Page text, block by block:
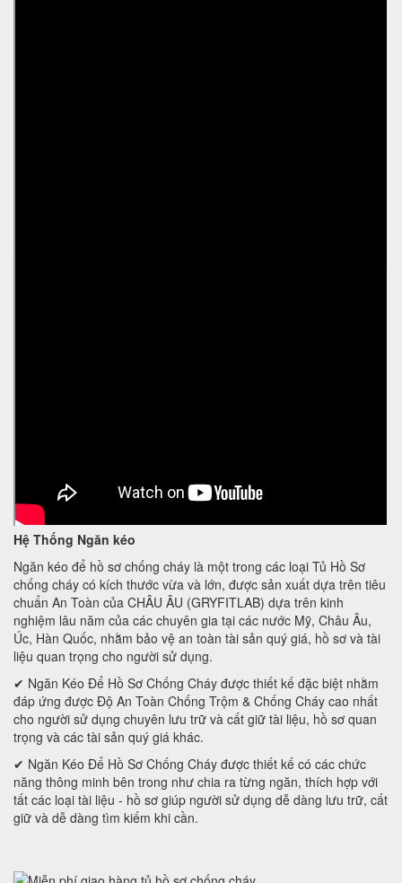
Hệ Thống Ngăn kéo
Ngăn kéo để hồ sơ chống cháy là một trong các loại Tủ Hồ Sơ
chống cháy có kích thước vừa và lớn, được sản xuất dựa trên tiêu
chuẩn An Toàn của CHÂU ÂU (GRYFITLAB) dựa trên kinh
nghiệm lâu năm của các chuyên gia tại các nước Mỹ, Châu Âu,
Úc, Hàn Quốc, nhằm bảo vệ an toàn tài sản quý giá, hồ sơ và tài
liệu quan trọng cho người sử dụng.
✔ Ngăn Kéo Để Hồ Sơ Chống Cháy được thiết kế đặc biệt nhằm
đáp ứng được Độ An Toàn Chống Trộm & Chống Cháy cao nhất
cho người sử dụng chuyên lưu trữ và cất giữ tài liệu, hồ sơ quan
trọng và các tài sản quý giá khác.
✔ Ngăn Kéo Để Hồ Sơ Chống Cháy được thiết kế có các chức
năng thông minh bên trong như chia ra từng ngăn, thích hợp với
tất các loại tài liệu - hồ sơ giúp người sử dụng dễ dàng lưu trữ, cất
giữ và dễ dàng tìm kiếm khi cần.